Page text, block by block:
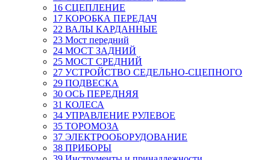
16 СЦЕПЛЕНИЕ
17 КОРОБКА ПЕРЕДАЧ
22 ВАЛЫ КАРДАННЫЕ
23 Мост передний
24 МОСТ ЗАДНИЙ
25 МОСТ СРЕДНИЙ
27 УСТРОЙСТВО СЕДЕЛЬНО-СЦЕПНОГО
29 ПОДВЕСКА
30 ОСЬ ПЕРЕДНЯЯ
31 КОЛЕСА
34 УПРАВЛЕНИЕ РУЛЕВОЕ
35 ТОРОМОЗА
37 ЭЛЕКТРООБОРУДОВАНИЕ
38 ПРИБОРЫ